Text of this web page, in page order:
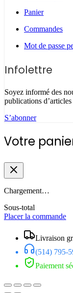
Panier
Commandes
Mot de passe
Infolettre
Soyez informé des
publications
S’abonner
Votre
Chargement…
Sous-total
Placer la commande
Livraison
(514) 795-
Paiement